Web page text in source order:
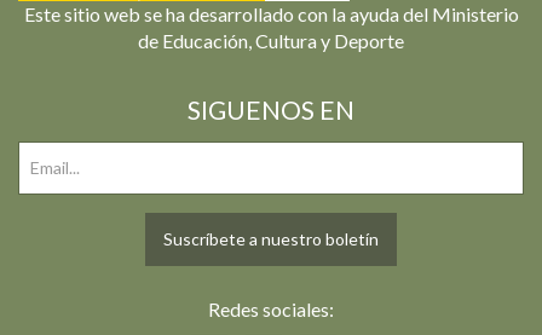
Este sitio web se ha desarrollado con la ayuda del Ministerio
de Educación, Cultura y Deporte
SIGUENOS EN
Suscríbete a nuestro boletín
Redes sociales: